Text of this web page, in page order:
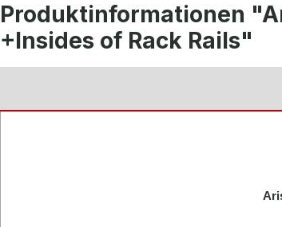
Produktinformationen
+Insides of Rack Rails"